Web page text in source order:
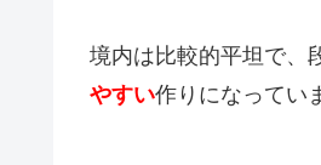
境内は比較的平坦で、
やすい作りになってい